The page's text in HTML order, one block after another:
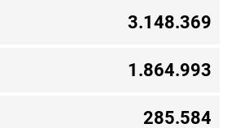
3.148.369
1.864.993
285.584